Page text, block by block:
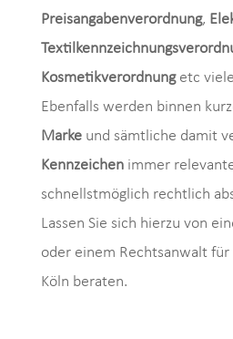
Preisangabenverordnung,
Kosmetikverordnungetc viele
Ebenfalls werden binnen
Markeund sämtliche damit
Kennzeichenimmer
schnellstmöglich rechtlich
Lassen Sie sich hierzu von
oder einem Rechtsanwalt
Köln beraten.